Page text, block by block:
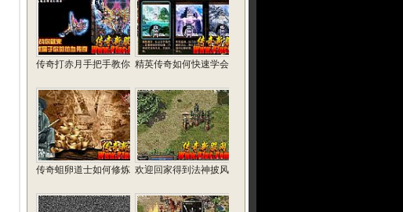
传奇打赤月手把手教你 精英传奇如何快速学会
传奇蛆卵道士如何修炼 欢迎回家得到法神披风